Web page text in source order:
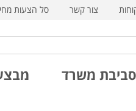
צור קשר סל הצעות
סביבת משרד